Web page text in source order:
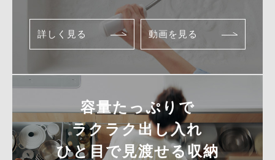
詳しく見る 動画を見る
容量たっぷりで
ラクラク出し入れ
ひと目で見渡せる収納